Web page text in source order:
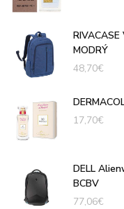
MODRÝ
48,70€
17,70€
DELL
BCBV
77,06€